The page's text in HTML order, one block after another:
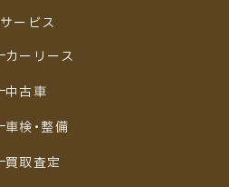
サービス
カーリース
中古車
車検・整備
買取査定